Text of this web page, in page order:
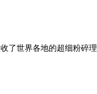
世界各地的超细粉碎